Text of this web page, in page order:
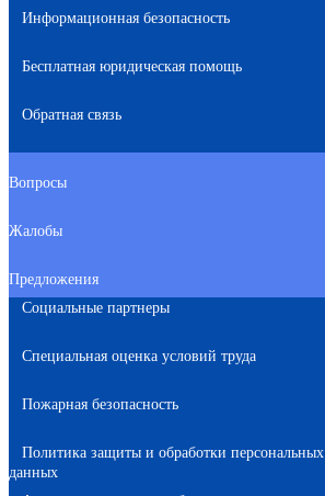
Информационная безопасность
Бесплатная юридическая помощь
Обратная связь
Вопросы
Жалобы
Предложения
Социальные партнеры
Специальная оценка условий труда
Пожарная безопасность
Политика защиты и обработки персональных
данных